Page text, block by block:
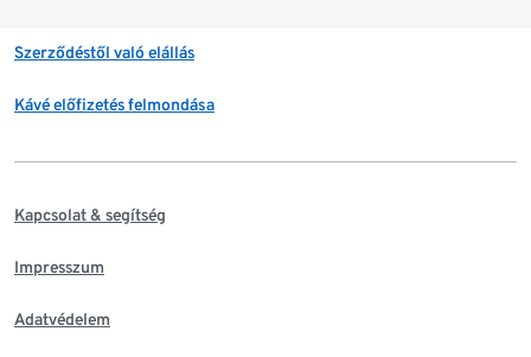
Szerződéstől való elállás
Kávé előfizetés felmondása
Kapcsolat & segítség
Impresszum
Adatvédelem